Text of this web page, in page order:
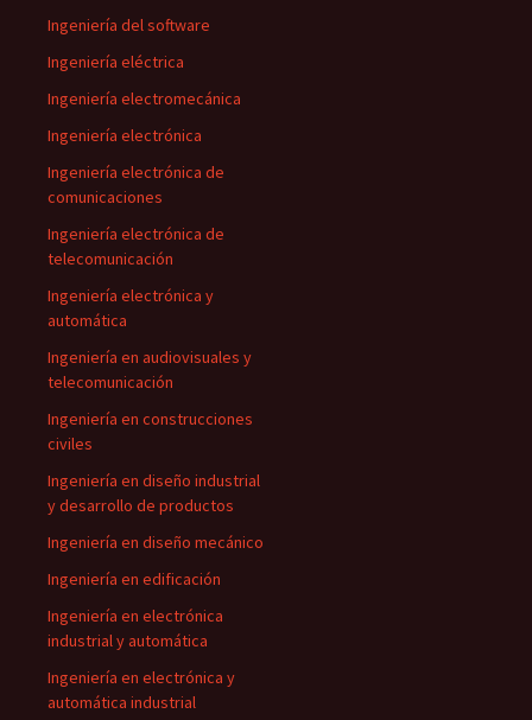
Ingeniería del software
Ingeniería eléctrica
Ingeniería electromecánica
Ingeniería electrónica
Ingeniería electrónica de
comunicaciones
Ingeniería electrónica de
telecomunicación
Ingeniería electrónica y
automática
Ingeniería en audiovisuales y
telecomunicación
Ingeniería en construcciones
civiles
Ingeniería en diseño industrial
y desarrollo de productos
Ingeniería en diseño mecánico
Ingeniería en edificación
Ingeniería en electrónica
industrial y automática
Ingeniería en electrónica y
automática industrial